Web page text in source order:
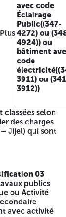
de l'avis si ce
du repos légal la
jusqu'au jour
invités à
plis, qui aura
de
de Jijel le
à 14h: 00.
leurs offres
03
des
pièces
l'offre
dans le cahier
Le
avec code
Éclairage
Public((347-
4272) ou
4924)) ou
bâtiment
code
3911) ou
3912))
classées selon
des charges
Jijel) qui sont
03
publics
ou Activité
avec activité